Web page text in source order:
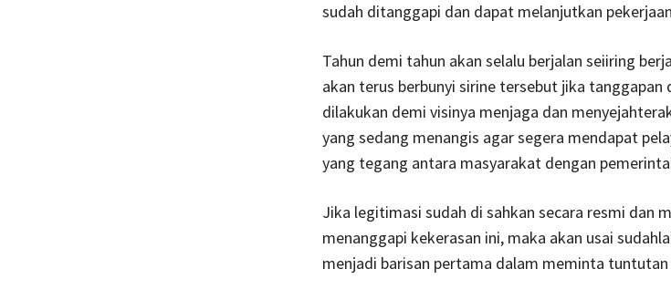
sudah ditanggapi dan dapat melanjutkan
Tahun demi tahun akan selalu berjalan seiiring
akan terus berbunyi sirine tersebut jika
dilakukan demi visinya menjaga dan
yang sedang menangis agar segera mendapat
yang tegang antara masyarakat dengan
Jika legitimasi sudah di sahkan secara resmi dan
menanggapi kekerasan ini, maka akan usai
menjadi barisan pertama dalam meminta tuntutan